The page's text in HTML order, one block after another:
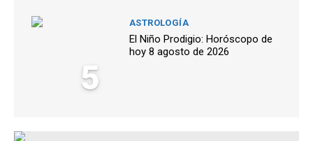
5
ASTROLOGÍA
El Niño Prodigio: Horóscopo de
hoy 8 agosto de 2026